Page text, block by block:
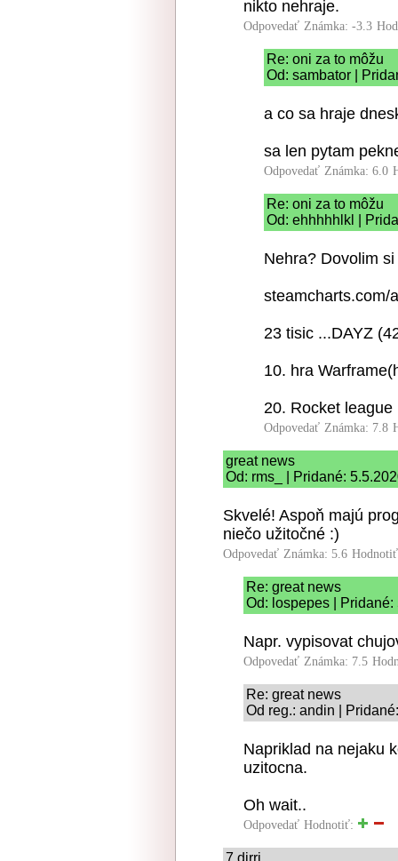
nikto nehraje.
Odpovedať Známka: -3.3
Re: oni za to môžu
Od: sambator |
a co sa hraje
sa len pytam
Odpovedať Známka: 6.0
Re: oni za to môžu
Od: ehhhhhlkl |
Nehra? Dovolim
steamcharts.com/
23 tisic ...DAYZ
10. hra
20. Rocket league
Odpovedať Známka: 7.8
great news
Od: rms_ | Pridané:
Skvelé! Aspoň majú
niečo užitočné :)
Odpovedať Známka: 5.6
Re: great news
Od: lospepes | Pridané:
Napr. vypisovat
Odpovedať Známka: 7.5
Re: great news
Od reg.: andin |
Napriklad na nejaku
uzitocna.
Oh wait..
Odpovedať Hodnotiť:
7 djrrj